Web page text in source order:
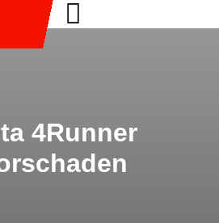
4Runner